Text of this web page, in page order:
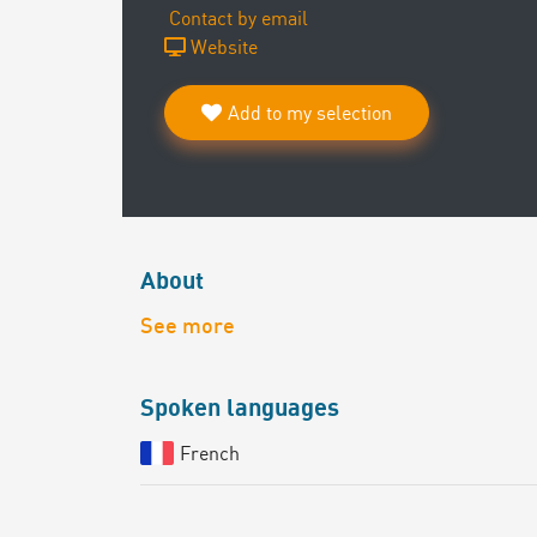
Contact by email
Website
Add to my selection
About
See more
Spoken languages
French